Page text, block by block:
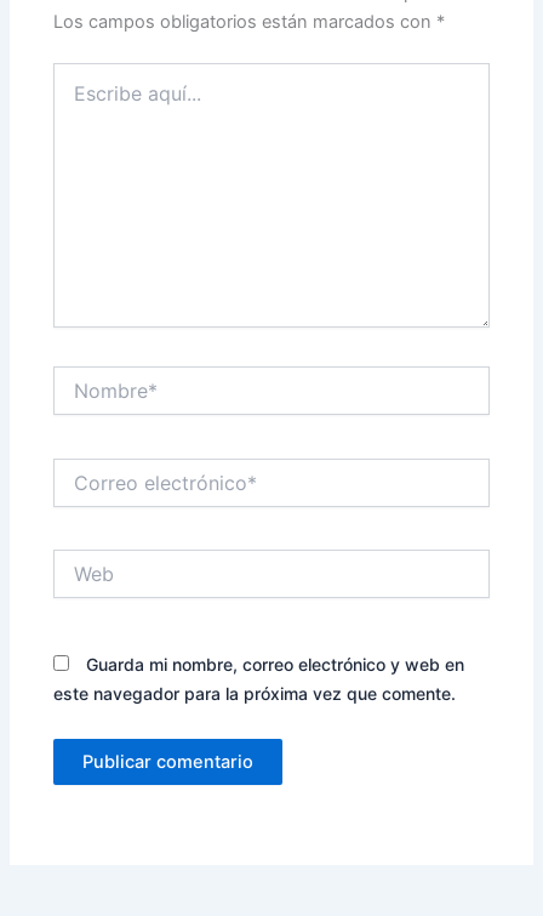
Los campos obligatorios están marcados con *
aquí...
electrónico*
Guarda mi nombre, correo electrónico y web en
este navegador para la próxima vez que comente.